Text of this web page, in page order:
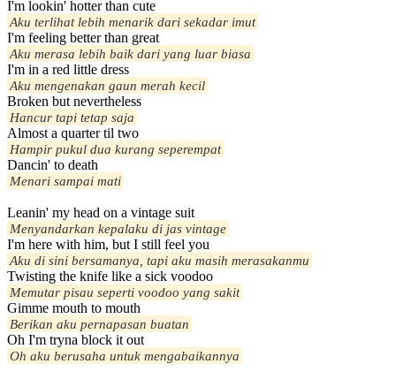
I'm lookin' hotter than cute
Aku terlihat lebih menarik dari sekadar imut
I'm feeling better than great
Aku merasa lebih baik dari yang luar biasa
I'm in a red little dress
Aku mengenakan gaun merah kecil
Broken but nevertheless
Hancur tapi tetap saja
Almost a quarter til two
Hampir pukul dua kurang seperempat
Dancin' to death
Menari sampai mati
Leanin' my head on a vintage suit
Menyandarkan kepalaku di jas vintage
I'm here with him, but I still feel you
Aku di sini bersamanya, tapi aku masih merasakanmu
Twisting the knife like a sick voodoo
Memutar pisau seperti voodoo yang sakit
Gimme mouth to mouth
Berikan aku pernapasan buatan
Oh I'm tryna block it out
Oh aku berusaha untuk mengabaikannya